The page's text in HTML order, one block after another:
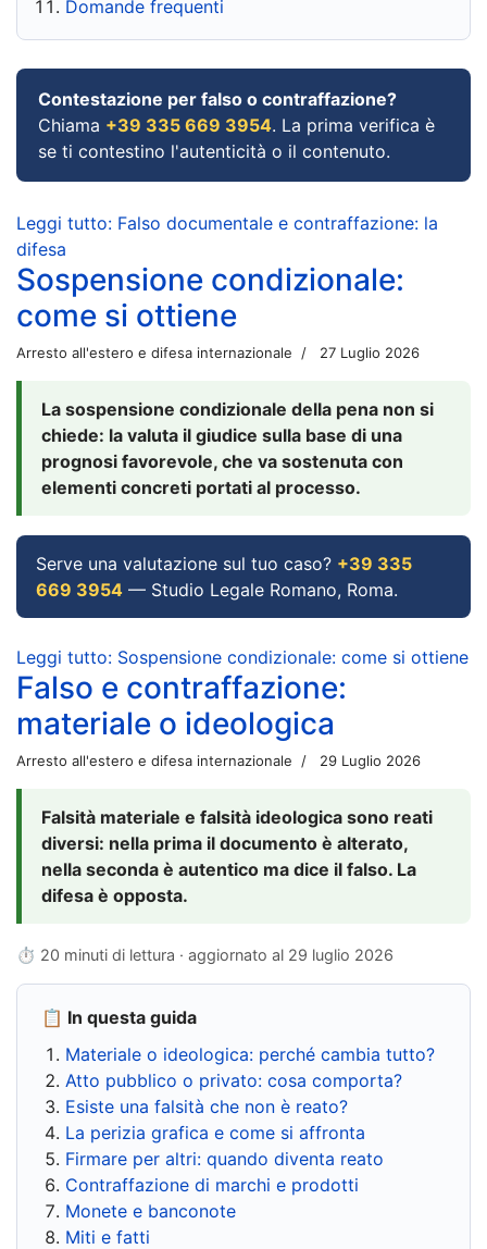
Domande frequenti
Contestazione per falso o contraffazione?
Chiama +39 335 669 3954. La prima verifica è
se ti contestino l'autenticità o il contenuto.
Leggi tutto: Falso documentale e contraffazione: la
difesa
Sospensione condizionale:
come si ottiene
Arresto all'estero e difesa internazionale 27 Luglio 2026
La sospensione condizionale della pena non si
chiede: la valuta il giudice sulla base di una
prognosi favorevole, che va sostenuta con
elementi concreti portati al processo.
Serve una valutazione sul tuo caso? +39 335
669 3954 — Studio Legale Romano, Roma.
Leggi tutto: Sospensione condizionale: come si ottiene
Falso e contraffazione:
materiale o ideologica
Arresto all'estero e difesa internazionale 29 Luglio 2026
Falsità materiale e falsità ideologica sono reati
diversi: nella prima il documento è alterato,
nella seconda è autentico ma dice il falso. La
difesa è opposta.
⏱ 20 minuti di lettura · aggiornato al 29 luglio 2026
📋 In questa guida
Materiale o ideologica: perché cambia tutto?
Atto pubblico o privato: cosa comporta?
Esiste una falsità che non è reato?
La perizia grafica e come si affronta
Firmare per altri: quando diventa reato
Contraffazione di marchi e prodotti
Monete e banconote
Miti e fatti